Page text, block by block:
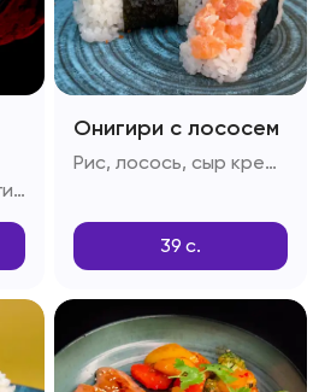
Рис, угорь, соус Унаги, кунжутные семечки
Онигири с лососем
Рис, лосось, сыр креметта, тобико, соус спайси, кунжут
39 с.